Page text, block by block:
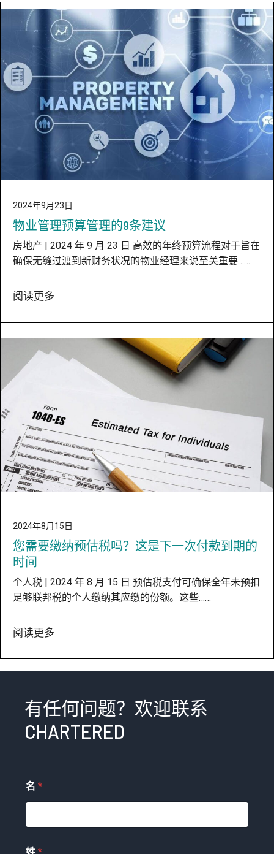
2024年9月23日
物业管理预算管理的9条建议
房地产 | 2024 年 9 月 23 日 高效的年终预算流程对于旨在
确保无缝过渡到新财务状况的物业经理来说至关重要……
阅读更多
2024年8月15日
您需要缴纳预估税吗？这是下一次付款到期的
时间
个人税 | 2024 年 8 月 15 日 预估税支付可确保全年未预扣
足够联邦税的个人缴纳其应缴的份额。这些……
阅读更多
有任何问题？欢迎联系
CHARTERED
名 *